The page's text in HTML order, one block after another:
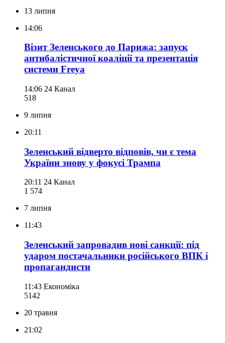
13 липня
14:06
Візит Зеленського до Парижа: запуск
антибалістичної коаліції та презентація
системи Freya
14:06 24 Канал
518
9 липня
20:11
Зеленський відверто відповів, чи є тема
України знову у фокусі Трампа
20:11 24 Канал
1 574
7 липня
11:43
Зеленський запровадив нові санкції: під
ударом постачальники російського ВПК і
пропагандисти
11:43 Економіка
5142
20 травня
21:02